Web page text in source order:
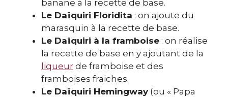
banane à la recette de base.
Le Daïquiri Floridita : on ajoute du
marasquin à la recette de base.
Le Daïquiri à la framboise : on réalise
la recette de base en y ajoutant de la
liqueur de framboise et des
framboises fraiches.
Le Daïquiri Hemingway (ou « Papa